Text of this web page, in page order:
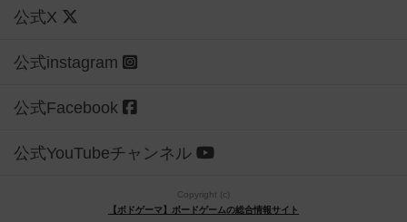
公式X
公式instagram
公式Facebook
公式YouTubeチャンネル
Copyright (c)
【ボドゲーマ】ボードゲームの総合情報サイト